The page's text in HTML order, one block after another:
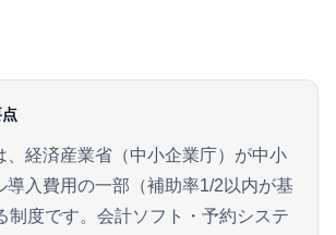
、経済産業省（中小企業庁）が中小
導入費用の一部（補助率1/2以内が基
制度です。会計ソフト・予約システ